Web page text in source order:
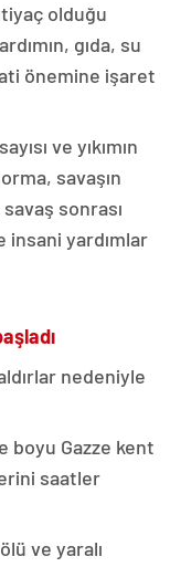
olduğu
gıda, su
önemine işaret
ve yıkımın
savaşın
sonrası
insani yardımlar
nedeniyle
boyu Gazze kent
saatler
ve yaralı